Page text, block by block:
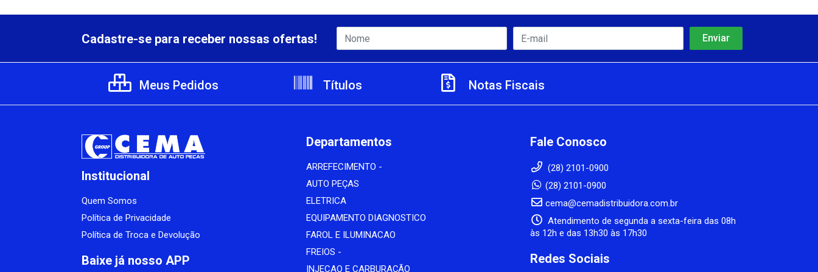
Cadastre-se para receber nossas ofertas!
Meus Pedidos Títulos Notas Fiscais
Institucional
Quem Somos
Política de Privacidade
Política de Troca e Devolução
Baixe já nosso APP
Departamentos
ARREFECIMENTO -
AUTO PEÇAS
ELETRICA
EQUIPAMENTO DIAGNOSTICO
FAROL E ILUMINACAO
FREIOS -
INJECAO E CARBURAÇÃO
Fale Conosco
(28) 2101-0900
(28) 2101-0900
cema@cemadistribuidora.com.br
Atendimento de segunda a sexta-feira das 08h
às 12h e das 13h30 às 17h30
Redes Sociais